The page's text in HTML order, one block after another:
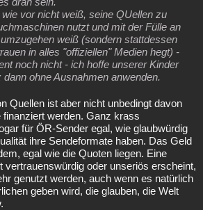
vor nicht weiß, seine QUellen zu
nutzt und mit der Fülle an
weiß (sondern stattdessen
in alles "offiziellen" Medien hegt) -
noch nicht - ich hoffe unserer Kinder
ohne Ausnahmen anwenden.
Quellen ist aber nicht unbedingt davon
werden. Ganz krass
für ÖR-Sender egal, wie glaubwürdig
ihre Sendeformate haben. Das Geld
egal wie die Quoten liegen. Eine
vertrauenswürdig oder unseriös erscheint,
genutzt werden, auch wenn es natürlich
geben wird, die glauben, die Welt